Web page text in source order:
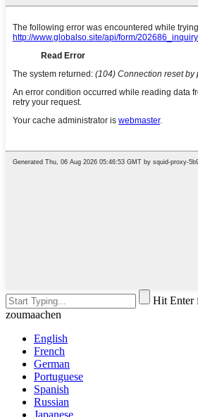
Hit Enter
zoumaachen
English
French
German
Portuguese
Spanish
Russian
Japanese